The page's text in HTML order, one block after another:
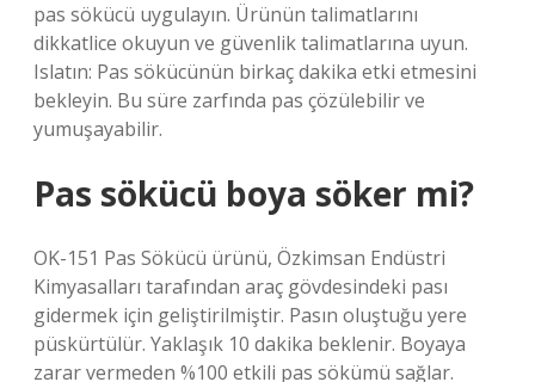
pas sökücü uygulayın. Ürünün talimatlarını
dikkatlice okuyun ve güvenlik talimatlarına uyun.
Islatın: Pas sökücünün birkaç dakika etki etmesini
bekleyin. Bu süre zarfında pas çözülebilir ve
yumuşayabilir.
Pas sökücü boya söker mi?
OK-151 Pas Sökücü ürünü, Özkimsan Endüstri
Kimyasalları tarafından araç gövdesindeki pası
gidermek için geliştirilmiştir. Pasın oluştuğu yere
püskürtülür. Yaklaşık 10 dakika beklenir. Boyaya
zarar vermeden %100 etkili pas sökümü sağlar.